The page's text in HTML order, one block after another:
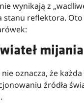
wynikają z
reflektora.
oznacza, że
źródła